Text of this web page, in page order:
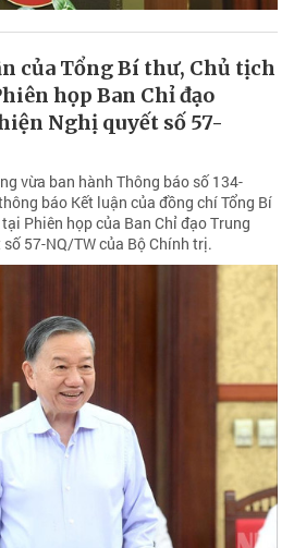
của Tổng Bí thư, Chủ tịch
họp Ban Chỉ đạo
Nghị quyết số 57-
vừa ban hành Thông báo số 134-
báo Kết luận của đồng chí Tổng Bí
Phiên họp của Ban Chỉ đạo Trung
57-NQ/TW của Bộ Chính trị.